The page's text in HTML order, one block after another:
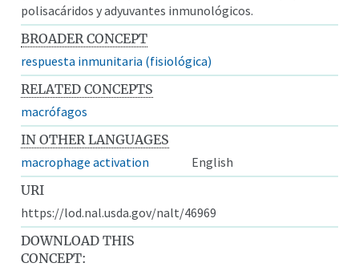
polisacáridos y adyuvantes inmunológicos.
BROADER CONCEPT
respuesta inmunitaria (fisiológica)
RELATED CONCEPTS
macrófagos
IN OTHER LANGUAGES
macrophage activation
English
URI
https://lod.nal.usda.gov/nalt/46969
DOWNLOAD THIS
CONCEPT: